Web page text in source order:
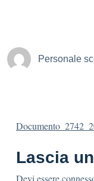
Personale
Lascia
Devi essere